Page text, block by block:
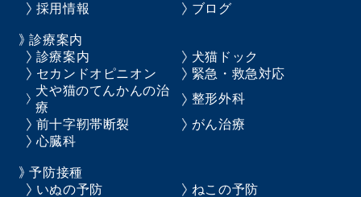
採用情報
ブログ
診療案内
診療案内
犬猫ドック
セカンドオピニオン
緊急・救急対応
犬や猫のてんかんの治
療
整形外科
前十字靭帯断裂
がん治療
心臓科
予防接種
いぬの予防
ねこの予防